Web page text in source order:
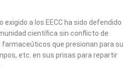
a los EECC ha sido defendido
científica sin conflicto de
que presionan para su
etc. en sus prisas para repartir